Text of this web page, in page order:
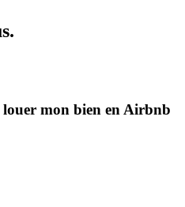
mon bien en Airbnb